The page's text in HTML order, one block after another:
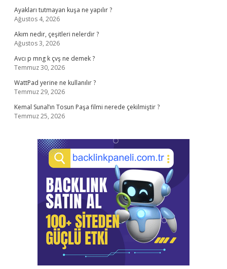
Ayakları tutmayan kuşa ne yapılır ?
Ağustos 4, 2026
Akım nedir, çeşitleri nelerdir ?
Ağustos 3, 2026
Avcı p mng k çvş ne demek ?
Temmuz 30, 2026
WattPad yerine ne kullanılır ?
Temmuz 29, 2026
Kemal Sunal’ın Tosun Paşa filmi nerede çekilmiştir ?
Temmuz 25, 2026